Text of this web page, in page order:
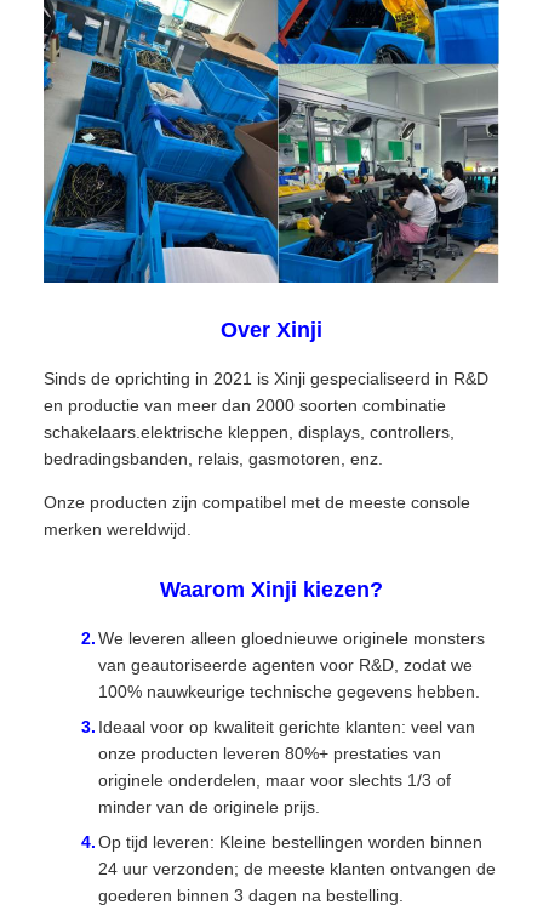
Over Xinji
Sinds de oprichting in 2021 is Xinji gespecialiseerd in R&D
en productie van meer dan 2000 soorten combinatie
schakelaars.elektrische kleppen, displays, controllers,
bedradingsbanden, relais, gasmotoren, enz.
Onze producten zijn compatibel met de meeste console
merken wereldwijd.
Waarom Xinji kiezen?
We leveren alleen gloednieuwe originele monsters
van geautoriseerde agenten voor R&D, zodat we
100% nauwkeurige technische gegevens hebben.
Ideaal voor op kwaliteit gerichte klanten: veel van
onze producten leveren 80%+ prestaties van
originele onderdelen, maar voor slechts 1/3 of
minder van de originele prijs.
Op tijd leveren: Kleine bestellingen worden binnen
24 uur verzonden; de meeste klanten ontvangen de
goederen binnen 3 dagen na bestelling.